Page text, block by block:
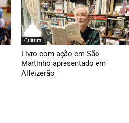
Cultura
Livro com ação em São
Martinho apresentado em
Alfeizerão